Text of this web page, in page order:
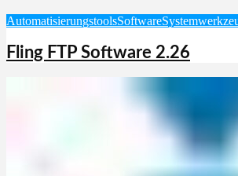
AutomatisierungstoolsSoftware
Fling FTP Software 2.26